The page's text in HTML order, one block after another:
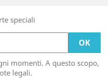
speciali
momenti. A questo scopo,
legali.